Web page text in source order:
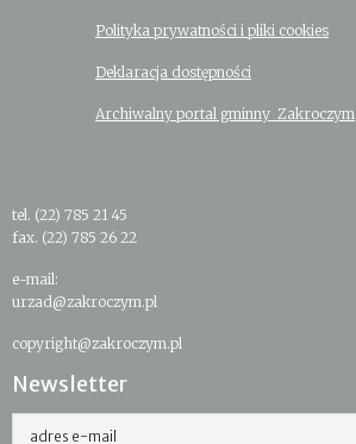
Polityka prywatności i pliki cookies
Deklaracja dostępności
Archiwalny portal gminny Zakroczym
tel. (22) 785 21 45
fax. (22) 785 26 22
e-mail:
urzad@zakroczym.pl
copyright@zakroczym.pl
Newsletter
adres e-mail